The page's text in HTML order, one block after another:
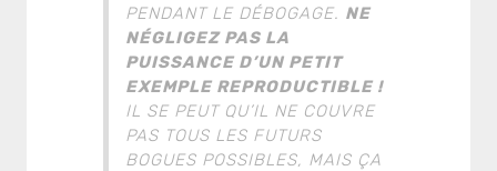
PENDANT LE DÉBOGAGE. NE
NÉGLIGEZ PAS LA
PUISSANCE D’UN PETIT
EXEMPLE REPRODUCTIBLE !
IL SE PEUT QU’IL NE COUVRE
PAS TOUS LES FUTURS
BOGUES POSSIBLES, MAIS ÇA